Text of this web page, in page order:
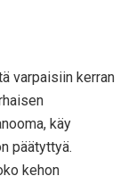
varpaisiin kerran
käy
päätyttyä.
kehon